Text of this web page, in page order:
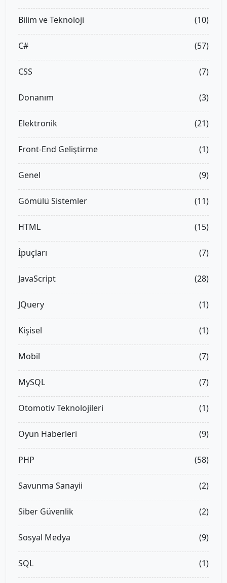
Bilim ve Teknoloji (10)
C# (57)
CSS (7)
Donanım (3)
Elektronik (21)
Front-End Geliştirme (1)
Genel (9)
Gömülü Sistemler (11)
HTML (15)
İpuçları (7)
JavaScript (28)
JQuery (1)
Kişisel (1)
Mobil (7)
MySQL (7)
Otomotiv Teknolojileri (1)
Oyun Haberleri (9)
PHP (58)
Savunma Sanayii (2)
Siber Güvenlik (2)
Sosyal Medya (9)
SQL (1)